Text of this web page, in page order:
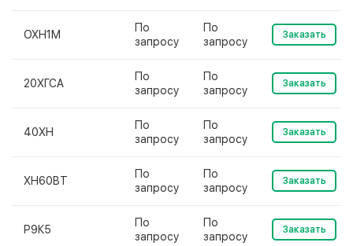
ОХН1М
По
запросу
По
запросу
Заказать
20ХГСА
По
запросу
По
запросу
Заказать
40ХН
По
запросу
По
запросу
Заказать
ХН60ВТ
По
запросу
По
запросу
Заказать
Р9К5
По
запросу
По
запросу
Заказать